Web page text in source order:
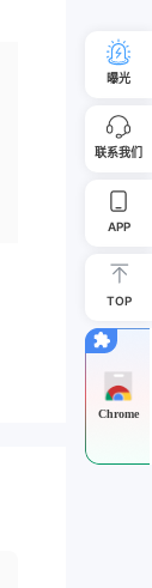
曝光
联系我们
APP
TOP
Chrome